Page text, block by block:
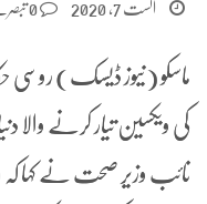
اگست 7, 2020
ماسکو (نیوز ڈیسک) روسی
کی ویکسین تیار کرنے والا
نائب وزیر صحت نے کہا کہ